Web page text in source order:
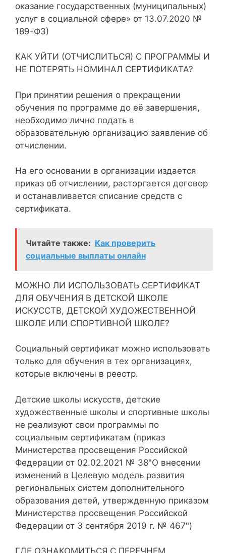
оказание государственных (муниципальных)
услуг в социальной сфере» от 13.07.2020 №
189-ФЗ)
КАК УЙТИ (ОТЧИСЛИТЬСЯ) С ПРОГРАММЫ И
НЕ ПОТЕРЯТЬ НОМИНАЛ СЕРТИФИКАТА?
При принятии решения о прекращении
обучения по программе до её завершения,
необходимо лично подать в
образовательную организацию заявление об
отчислении.
На его основании в организации издается
приказ об отчислении, расторгается договор
и останавливается списание средств с
сертификата.
Читайте также: Как проверить
социальные выплаты онлайн
МОЖНО ЛИ ИСПОЛЬЗОВАТЬ СЕРТИФИКАТ
ДЛЯ ОБУЧЕНИЯ В ДЕТСКОЙ ШКОЛЕ
ИСКУССТВ, ДЕТСКОЙ ХУДОЖЕСТВЕННОЙ
ШКОЛЕ ИЛИ СПОРТИВНОЙ ШКОЛЕ?
Социальный сертификат можно использовать
только для обучения в тех организациях,
которые включены в реестр.
Детские школы искусств, детские
художественные школы и спортивные школы
не реализуют свои программы по
социальным сертификатам (приказ
Министерства просвещения Российской
Федерации от 02.02.2021 № 38"О внесении
изменений в Целевую модель развития
региональных систем дополнительного
образования детей, утвержденную приказом
Министерства просвещения Российской
Федерации от 3 сентября 2019 г. № 467")